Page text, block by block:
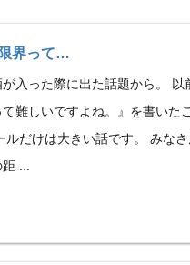
界って…
入った際に出た話題から。
難しいですよね。』を書いた
ルだけは大きい話です。 みな
...